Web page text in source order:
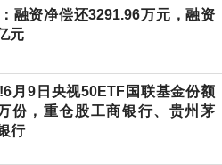
融资净偿还3291.96万元，融资
元
月9日央视50ETF国联基金份额
份，重仓股工商银行、贵州茅
行